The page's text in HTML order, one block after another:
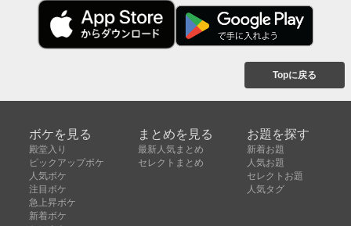
Topに戻る
ボケを見る
殿堂入り
ピックアップボケ
人気ボケ
注目ボケ
急上昇ボケ
新着ボケ
まとめを見る
最新人気まとめ
セレクトまとめ
お題を探す
新着お題
人気お題
セレクトお題
人気タグ